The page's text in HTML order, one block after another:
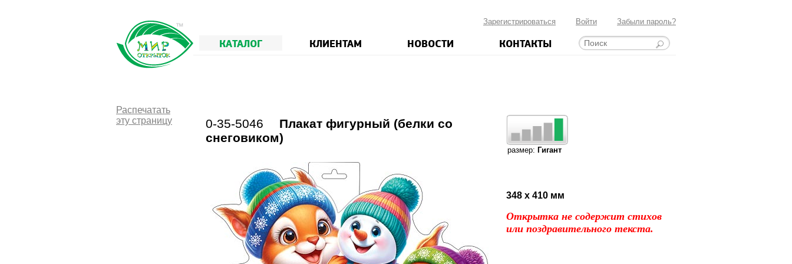
Зарегистрироваться Войти Забыли пароль?
КАТАЛОГ КЛИЕНТАМ НОВОСТИ КОНТАКТЫ
Распечатать
эту страницу
0-35-5046
Плакат фигурный (белки со
снеговиком)
размер: Гигант
348 x 410 мм
Открытка не содержит стихов
или поздравительного текста.